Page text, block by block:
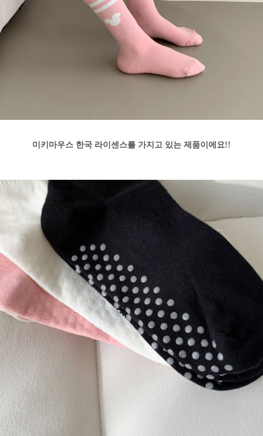
미키마우스 한국 라이센스를 가지고 있는 제품이에요!!